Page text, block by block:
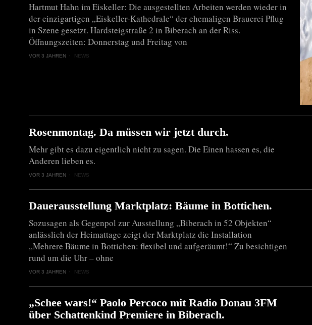
Hartmut Hahn im Eiskeller: Die ausgestellten Arbeiten werden wieder in
der einzigartigen „Eiskeller-Kathedrale“ der ehemaligen Brauerei Pflug
in Szene gesetzt. Hardsteigstraße 2 in Biberach an der Riss.
Öffnungszeiten: Donnerstag und Freitag von
VOR 3 JAHREN NEWS
Rosenmontag. Da müssen wir jetzt durch.
Mehr gibt es dazu eigentlich nicht zu sagen. Die Einen hassen es, die
Anderen lieben es.
VOR 3 JAHREN NEWS
Dauerausstellung Marktplatz: Bäume in Bottichen.
Sozusagen als Gegenpol zur Ausstellung „Biberach in 52 Objekten“
anlässlich der Heimattage zeigt der Marktplatz die Installation
„Mehrere Bäume in Bottichen: flexibel und aufgeräumt!“ Zu besichtigen
rund um die Uhr – ohne
VOR 3 JAHREN NEWS
„Schee wars!“ Paolo Percoco mit Radio Donau 3FM
über Schattenkind Premiere in Biberach.